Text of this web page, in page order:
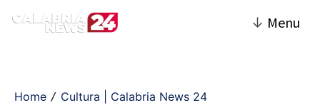
↓ Menu
Home / Cultura | Calabria News 24